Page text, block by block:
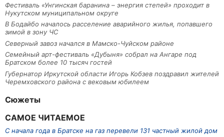
Фестиваль «Унгинская баранина – энергия степей» проходит в
Нукутском муниципальном округе
В Бодайбо началось расселение аварийного жилья, попавшего
зимой в зону ЧС
Северный завоз начался в Мамско-Чуйском районе
Семейный арт-фестиваль «Дубыня» собрал на Ангаре под
Братском более 10 тысяч гостей
Губернатор Иркутской области Игорь Кобзев поздравил жителей
Черемховского района с вековым юбилеем
Сюжеты
САМОЕ ЧИТАЕМОЕ
С начала года в Братске на газ перевели 131 частный жилой дом